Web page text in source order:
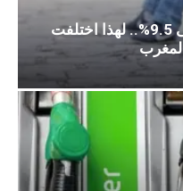
البطالة في المغرب تنخفض إلى 9.5%.. لهذا اختلفت